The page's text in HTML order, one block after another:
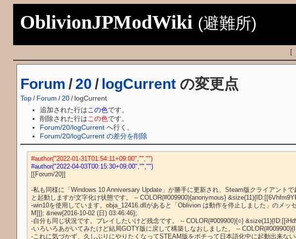
OblivionJPModWiki (避難所)
[
Forum / 20 / logCurrent の変更点
Top/ Forum / 20 / logCurrent
追加された行はこの色です。
削除された行はこの色です。
Forum/20/logCurrent へ行く。
Forum/20/logCurrent の差分を削除
#author("2022-01-31T01:54:11+09:00","","")
#author("2022-04-03T00:15:30+09:00","","")